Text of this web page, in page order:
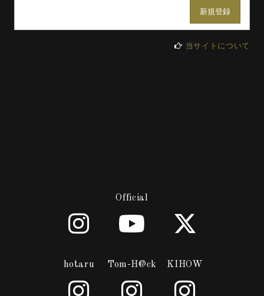
当サイトについて
Official
hotaru Tom-H@ck KIHOW